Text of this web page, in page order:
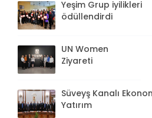
Yeşim Grup iyilikleri
ödüllendirdi
UN Women
Ziyareti
Süveyş Kanalı
Yatırım